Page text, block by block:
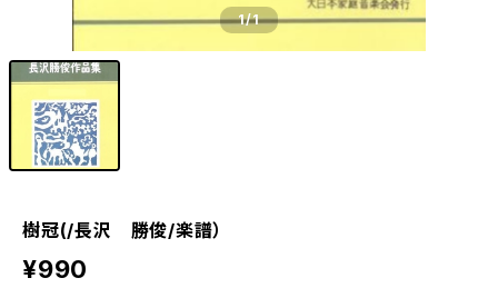
1/1
樹冠(/長沢 勝俊/楽譜）
¥990